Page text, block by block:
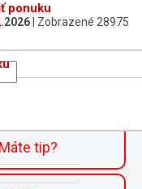
tip?
ponuku
| Zobrazené 28975